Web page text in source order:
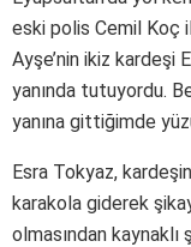
eski polis Cemil Koç
Ayşe’nin ikiz kardeşi
yanında tutuyordu.
yanına gittiğimde
Esra Tokyaz,
karakola giderek
olmasından kaynaklı